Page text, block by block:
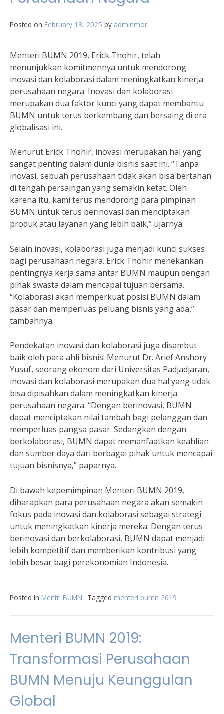
Posted on February 13, 2025 by adminmor
Menteri BUMN 2019, Erick Thohir, telah
menunjukkan komitmennya untuk mendorong
inovasi dan kolaborasi dalam meningkatkan kinerja
perusahaan negara. Inovasi dan kolaborasi
merupakan dua faktor kunci yang dapat membantu
BUMN untuk terus berkembang dan bersaing di era
globalisasi ini.
Menurut Erick Thohir, inovasi merupakan hal yang
sangat penting dalam dunia bisnis saat ini. “Tanpa
inovasi, sebuah perusahaan tidak akan bisa bertahan
di tengah persaingan yang semakin ketat. Oleh
karena itu, kami terus mendorong para pimpinan
BUMN untuk terus berinovasi dan menciptakan
produk atau layanan yang lebih baik,” ujarnya.
Selain inovasi, kolaborasi juga menjadi kunci sukses
bagi perusahaan negara. Erick Thohir menekankan
pentingnya kerja sama antar BUMN maupun dengan
pihak swasta dalam mencapai tujuan bersama.
“Kolaborasi akan memperkuat posisi BUMN dalam
pasar dan memperluas peluang bisnis yang ada,”
tambahnya.
Pendekatan inovasi dan kolaborasi juga disambut
baik oleh para ahli bisnis. Menurut Dr. Arief Anshory
Yusuf, seorang ekonom dari Universitas Padjadjaran,
inovasi dan kolaborasi merupakan dua hal yang tidak
bisa dipisahkan dalam meningkatkan kinerja
perusahaan negara. “Dengan berinovasi, BUMN
dapat menciptakan nilai tambah bagi pelanggan dan
memperluas pangsa pasar. Sedangkan dengan
berkolaborasi, BUMN dapat memanfaatkan keahlian
dan sumber daya dari berbagai pihak untuk mencapai
tujuan bisnisnya,” paparnya.
Di bawah kepemimpinan Menteri BUMN 2019,
diharapkan para perusahaan negara akan semakin
fokus pada inovasi dan kolaborasi sebagai strategi
untuk meningkatkan kinerja mereka. Dengan terus
berinovasi dan berkolaborasi, BUMN dapat menjadi
lebih kompetitif dan memberikan kontribusi yang
lebih besar bagi perekonomian Indonesia.
Posted in Mentri BUMN Tagged menteri bumn 2019
Menteri BUMN 2019:
Transformasi Perusahaan
BUMN Menuju Keunggulan
Global